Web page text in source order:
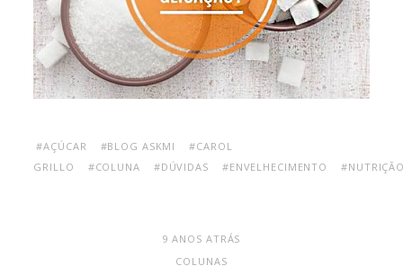
#AÇÚCAR #BLOG ASKMI
#CAROL
GRILLO
#COLUNA #DÚVIDAS #ENVELHECIMENTO
9 ANOS ATRÁS
COLUNAS